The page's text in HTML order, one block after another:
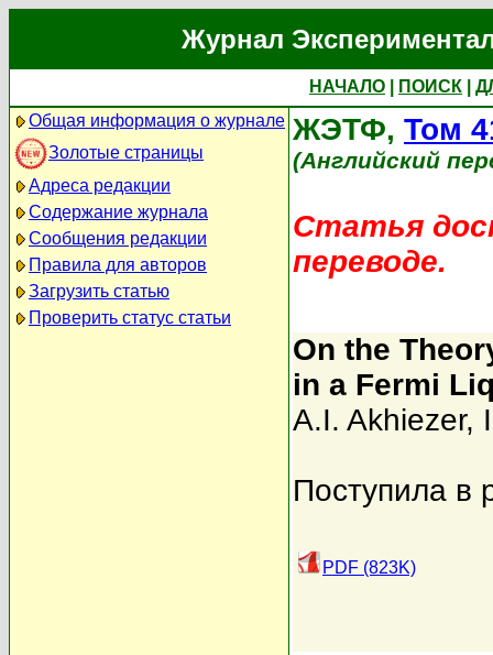
Журнал
НАЧАЛО ПОИСК
Общая информация о журнале
Золотые страницы
Адреса редакции
Содержание журнала
Сообщения редакции
Правила для авторов
Загрузить статью
Проверить статус статьи
ЖЭТФ, Том
(Английский
Статья
переводе.
On the
in a Fermi
A.I. Akhiezer,
Поступила в
PDF (823K)